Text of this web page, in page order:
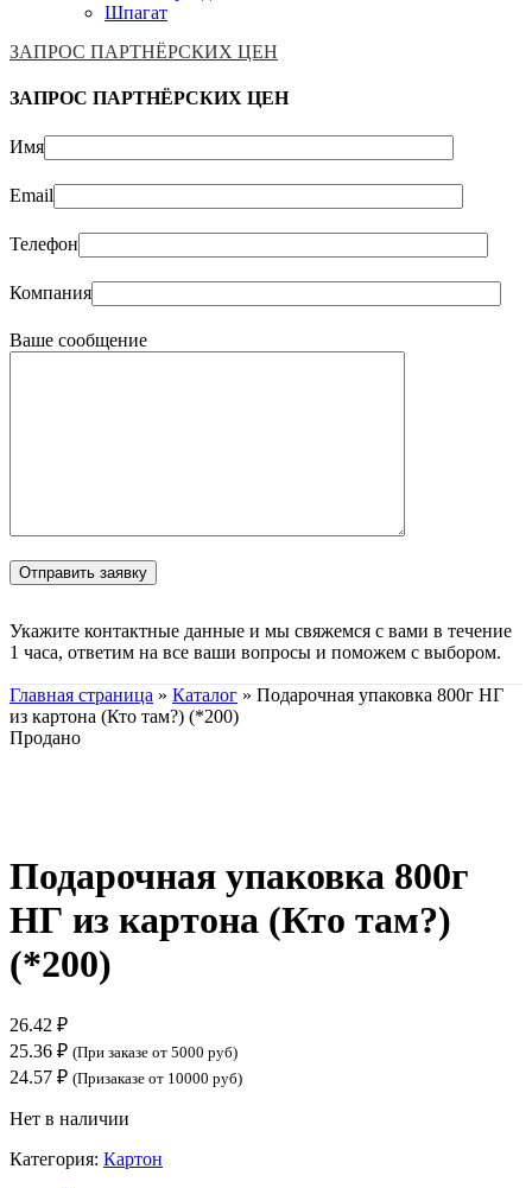
Шпагат
ЗАПРОС ПАРТНЁРСКИХ ЦЕН
ЗАПРОС ПАРТНЁРСКИХ ЦЕН
Имя
Email
Телефон
Компания
Ваше сообщение
Укажите контактные данные и мы свяжемся с вами в течение
1 часа, ответим на все ваши вопросы и поможем с выбором.
Главная страница » Каталог » Подарочная упаковка 800г НГ
из картона (Кто там?) (*200)
Продано
Подарочная упаковка 800г
НГ из картона (Кто там?)
(*200)
26.42 ₽
25.36 ₽ (При заказе от 5000 руб)
24.57 ₽ (Призаказе от 10000 руб)
Нет в наличии
Категория: Картон